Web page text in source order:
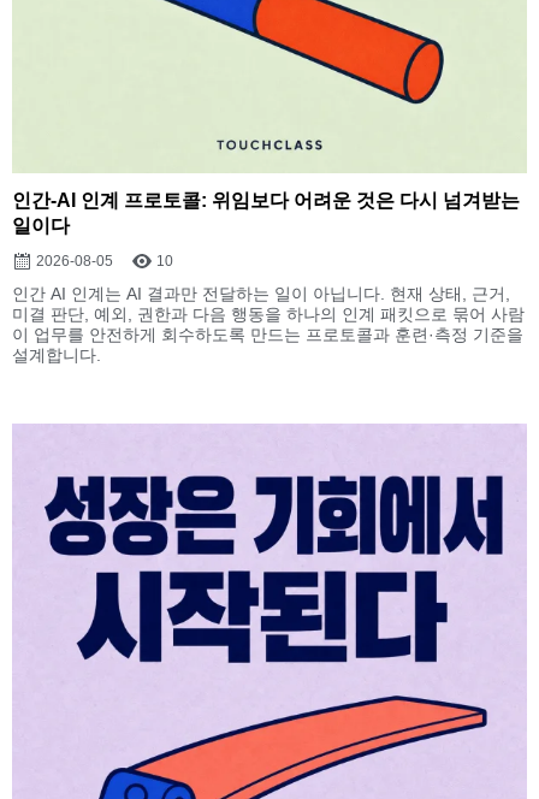
인간-AI 인계 프로토콜: 위임보다 어려운 것은 다시 넘겨받는
일이다
2026-08-05 10
인간 AI 인계는 AI 결과만 전달하는 일이 아닙니다. 현재 상태, 근거,
미결 판단, 예외, 권한과 다음 행동을 하나의 인계 패킷으로 묶어 사람
이 업무를 안전하게 회수하도록 만드는 프로토콜과 훈련·측정 기준을
설계합니다.